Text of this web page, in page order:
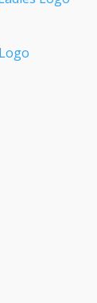
GEHÖRT.
bewegen.